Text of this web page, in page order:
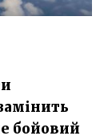
бойовий